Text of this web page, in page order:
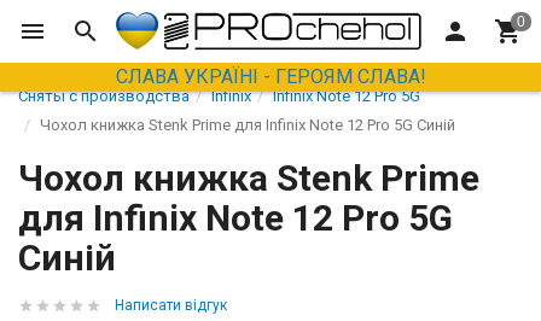
СЛАВА УКРАЇНІ - ГЕРОЯМ СЛАВА!
Сняты с производства Infinix
Infinix Note 12 Pro 5G
Чохол книжка Stenk Prime для Infinix Note 12 Pro 5G Синій
Чохол книжка Stenk Prime
для Infinix Note 12 Pro 5G
Синій
Написати відгук